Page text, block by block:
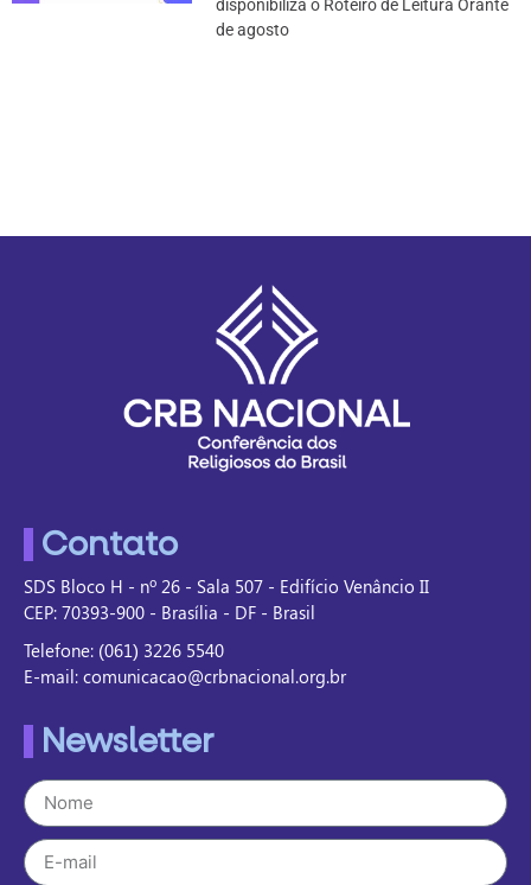
disponibiliza o Roteiro de Leitura Orante
de agosto
Contato
SDS Bloco H - nº 26 - Sala 507 - Edifício Venâncio II
CEP: 70393-900 - Brasília - DF - Brasil
Telefone: (061) 3226 5540
E-mail: comunicacao@crbnacional.org.br
Newsletter